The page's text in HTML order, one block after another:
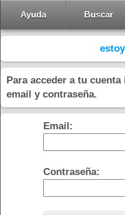
Ayuda Buscar
estoy
Para acceder a tu
email y contraseña.
Email:
Contraseña: